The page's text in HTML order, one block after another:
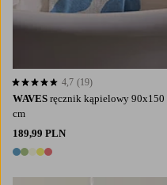
WAVES ręcznik kąpielowy 90x150
cm
189,99 PLN
5 kolory
4,7 opierając się na 19 ocenach
4,7 (19)